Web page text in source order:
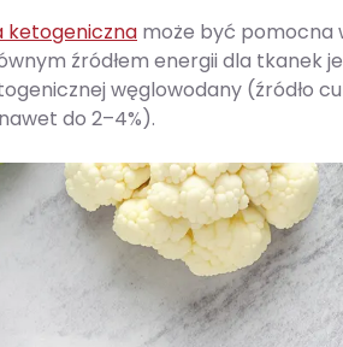
ketogeniczna może być pomocna
źródłem energii dla tkanek
węglowodany (źródło
do 2–4%).